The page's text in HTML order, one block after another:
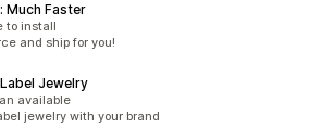
Much Faster
to install
and ship for you!
Jewelry
available
jewelry with your brand